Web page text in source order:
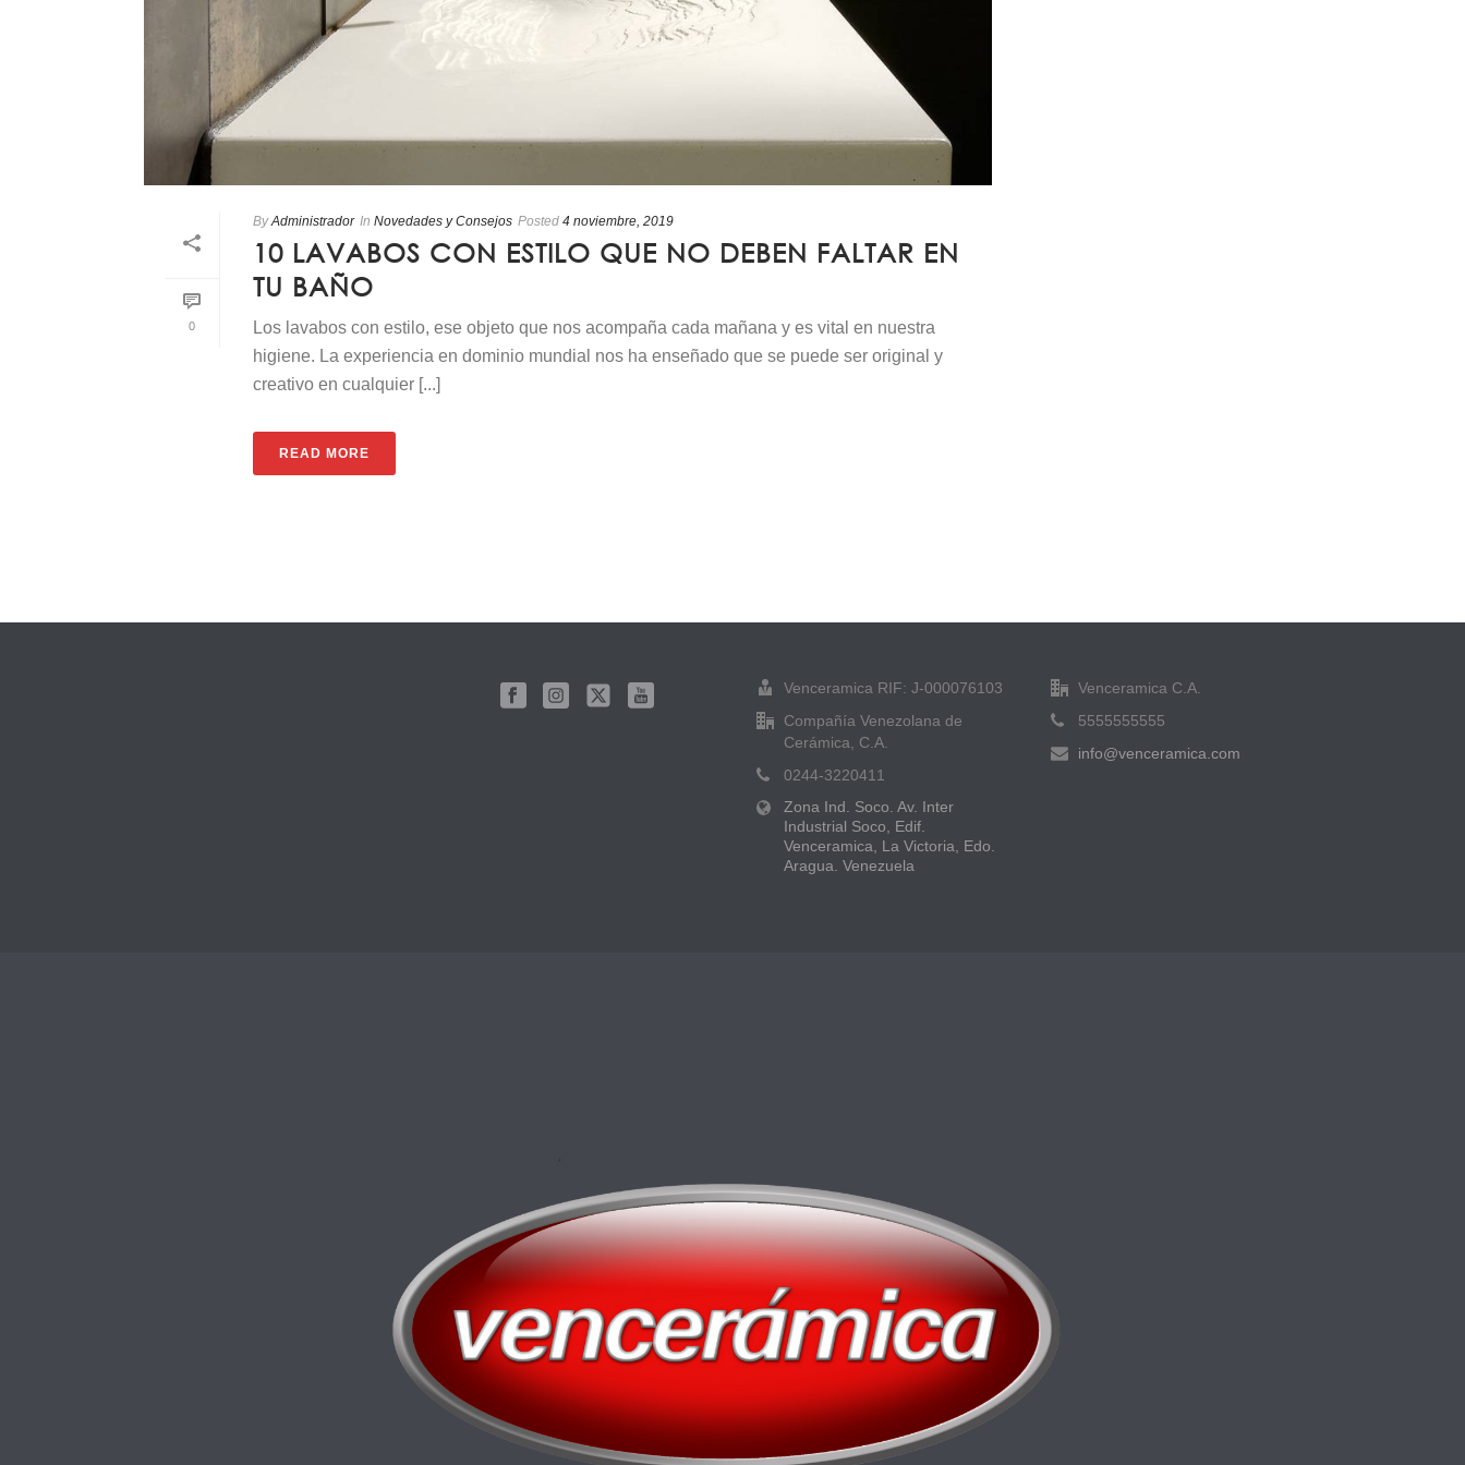
0
By Administrador In Novedades y Consejos Posted 4 noviembre, 2019
10 LAVABOS CON ESTILO QUE NO DEBEN FALTAR EN
TU BAÑO
Los lavabos con estilo, ese objeto que nos acompaña cada mañana y es vital en nuestra
higiene. La experiencia en dominio mundial nos ha enseñado que se puede ser original y
creativo en cualquier [...]
READ MORE
Venceramica RIF: J-000076103
Compañía Venezolana de
Cerámica, C.A.
0244-3220411
Zona Ind. Soco. Av. Inter
Industrial Soco, Edif.
Venceramica, La Victoria, Edo.
Aragua. Venezuela
Venceramica C.A.
5555555555
info@venceramica.com